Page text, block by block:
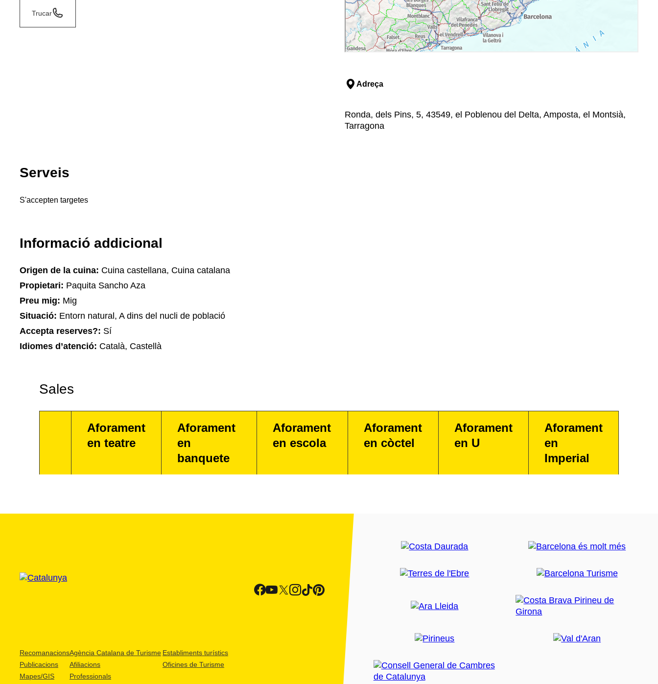
Trucar
Adreça
Ronda, dels Pins, 5, 43549, el Poblenou del Delta, Amposta, el Montsià,
Tarragona
Serveis
S'accepten targetes
Informació addicional
Origen de la cuina: Cuina castellana, Cuina catalana
Propietari: Paquita Sancho Aza
Preu mig: Mig
Situació: Entorn natural, A dins del nucli de població
Accepta reserves?: Sí
Idiomes d’atenció: Català, Castellà
Sales
Aforament
en teatre
Aforament
en
banquete
Aforament
en escola
Aforament
en còctel
Aforament
en U
Aforament
en
Imperial
Recomanacions
Publicacions
Mapes/GIS
Agència Catalana de Turisme
Afiliacions
Professionals
Establiments turístics
Oficines de Turisme